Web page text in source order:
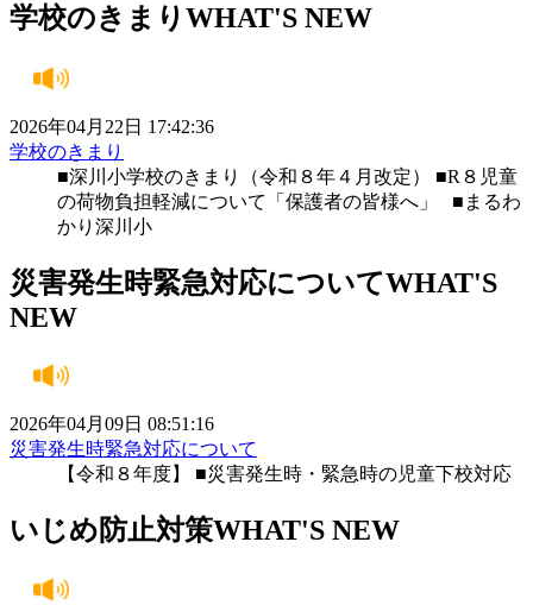
学校のきまり WHAT'S NEW
2026年04月22日 17:42:36
学校のきまり
■深川小学校のきまり（令和８年４月改定） ■R８児童
の荷物負担軽減について「保護者の皆様へ」 ■まるわ
かり深川小
災害発生時緊急対応についてWHAT'S
NEW
2026年04月09日 08:51:16
災害発生時緊急対応について
【令和８年度】 ■災害発生時・緊急時の児童下校対応
いじめ防止対策WHAT'S NEW